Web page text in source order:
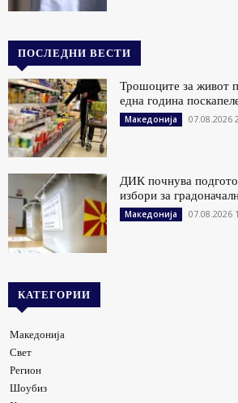
ПОСЛЕДНИ ВЕСТИ
Трошоците за живот
една година
Македонија 07.08.2026
ДИК почнува
избори за
Македонија 07.08.2026
КАТЕГОРИИ
Македонија
Свет
Регион
Шоубиз